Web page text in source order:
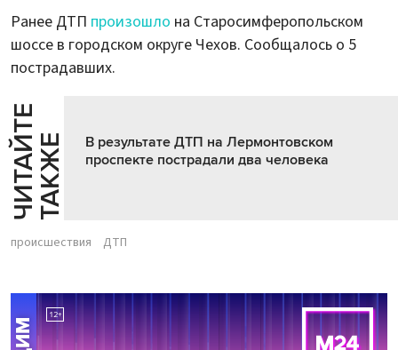
Ранее ДТП произошло на Старосимферопольском
шоссе в городском округе Чехов. Сообщалось о 5
пострадавших.
Ч
И
Т
АЙ
Т
Е
Т
А
К
ЖЕ
В результате ДТП на Лермонтовском
проспекте пострадали два человека
происшествия ДТП